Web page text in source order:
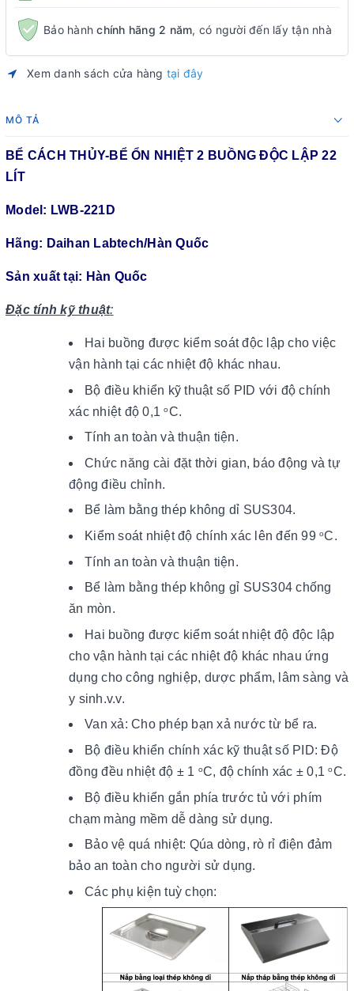
Bảo hànhchính hãng 2 năm, có người đến lấy tận nhà
Xem danh sách cửa hàng tại đây
MÔ TẢ
BỂ CÁCH THỦY-BỂ ỔN NHIỆT 2 BUỒNG ĐỘC LẬP 22
LÍT
Model: LWB-221D
Hãng: Daihan Labtech/Hàn Quốc
Sản xuất tại: Hàn Quốc
Đặc tính kỹ thuật:
Hai buồng được kiểm soát độc lập cho việc
vận hành tại các nhiệt độ khác nhau.
Bộ điều khiển kỹ thuật số PID với độ chính
xác nhiệt độ 0,1oC.
Tính an toàn và thuận tiện.
Chức năng cài đặt thời gian, báo động và tự
động điều chỉnh.
Bể làm bằng thép không dỉ SUS304.
Kiểm soát nhiệt độ chính xác lên đến 99 oC.
Tính an toàn và thuận tiện.
Bể làm bằng thép không gỉ SUS304 chống
ăn mòn.
Hai buồng được kiểm soát nhiệt độ độc lập
cho vận hành tại các nhiệt độ khác nhau ứng
dụng cho công nghiệp, dược phẩm, lâm sàng và
y sinh.v.v.
Van xả: Cho phép bạn xả nước từ bể ra.
Bộ điều khiển chính xác kỹ thuật số PID: Độ
đồng đều nhiệt độ ± 1 oC, độ chính xác ± 0,1oC.
Bộ điều khiển gắn phía trước tủ với phím
chạm màng mềm dễ dàng sử dụng.
Bảo vệ quá nhiệt: Qúa dòng, rò rỉ điện đảm
bảo an toàn cho người sử dụng.
Các phụ kiện tuỳ chọn: